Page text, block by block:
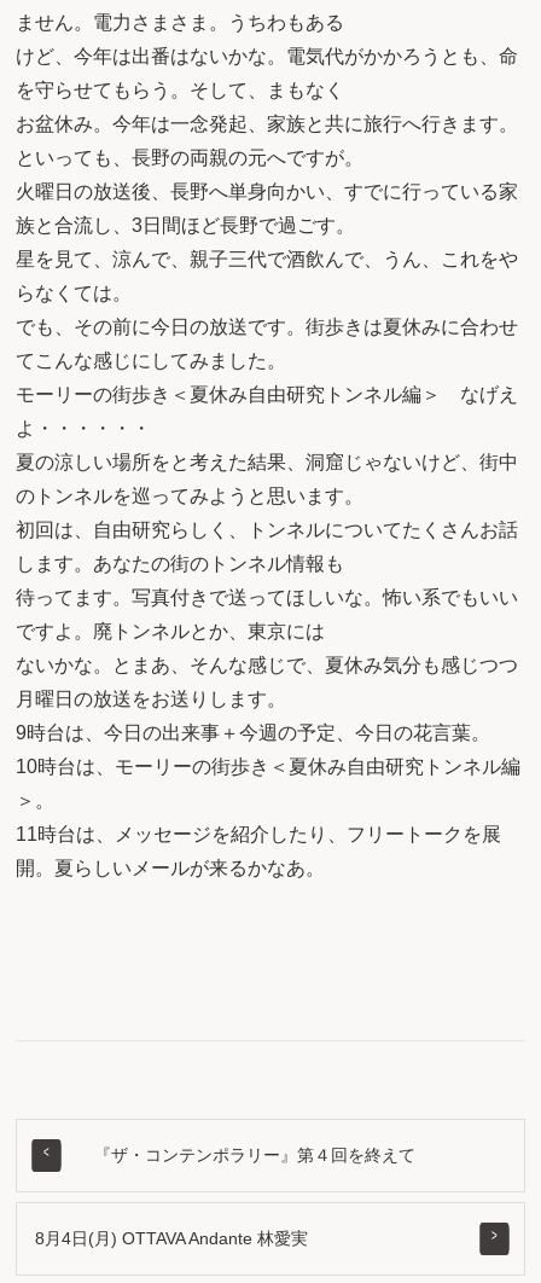
ません。電力さまさま。うちわもある
けど、今年は出番はないかな。電気代がかかろうとも、命
を守らせてもらう。そして、まもなく
お盆休み。今年は一念発起、家族と共に旅行へ行きます。
といっても、長野の両親の元へですが。
火曜日の放送後、長野へ単身向かい、すでに行っている家
族と合流し、3日間ほど長野で過ごす。
星を見て、涼んで、親子三代で酒飲んで、うん、これをや
らなくては。
でも、その前に今日の放送です。街歩きは夏休みに合わせ
てこんな感じにしてみました。
モーリーの街歩き＜夏休み自由研究トンネル編＞ なげえ
よ・・・・・・
夏の涼しい場所をと考えた結果、洞窟じゃないけど、街中
のトンネルを巡ってみようと思います。
初回は、自由研究らしく、トンネルについてたくさんお話
します。あなたの街のトンネル情報も
待ってます。写真付きで送ってほしいな。怖い系でもいい
ですよ。廃トンネルとか、東京には
ないかな。とまあ、そんな感じで、夏休み気分も感じつつ
月曜日の放送をお送りします。
9時台は、今日の出来事＋今週の予定、今日の花言葉。
10時台は、モーリーの街歩き＜夏休み自由研究トンネル編
＞。
11時台は、メッセージを紹介したり、フリートークを展
開。夏らしいメールが来るかなあ。
『ザ・コンテンポラリー』第４回を終えて
8月4日(月) OTTAVA Andante 林愛実